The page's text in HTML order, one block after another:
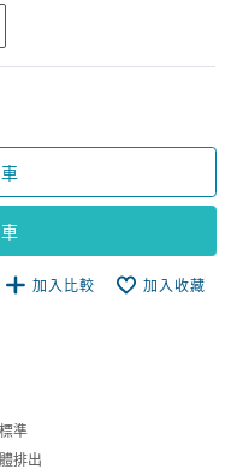
加入比較 加入收藏
準
排出